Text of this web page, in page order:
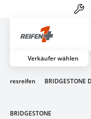
Verkäufer wählen
BRIDGESTONE